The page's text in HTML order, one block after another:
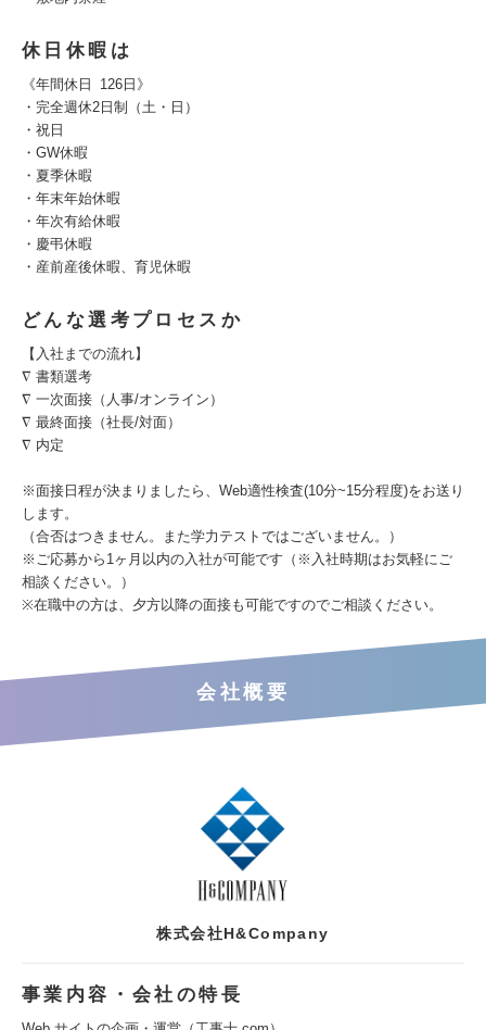
休日休暇は
《年間休日 126日》
・完全週休2日制（土・日）
・祝日
・GW休暇
・夏季休暇
・年末年始休暇
・年次有給休暇
・慶弔休暇
・産前産後休暇、育児休暇
どんな選考プロセスか
【入社までの流れ】
∇ 書類選考
∇ 一次面接（人事/オンライン）
∇ 最終面接（社長/対面）
∇ 内定
※面接日程が決まりましたら、Web適性検査(10分~15分程度)をお送り
します。
（合否はつきません。また学力テストではございません。）
※ご応募から1ヶ月以内の入社が可能です（※入社時期はお気軽にご
相談ください。）
※在職中の方は、夕方以降の面接も可能ですのでご相談ください。
会社概要
株式会社H&Company
事業内容・会社の特長